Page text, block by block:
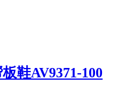
鞋AV9371-100